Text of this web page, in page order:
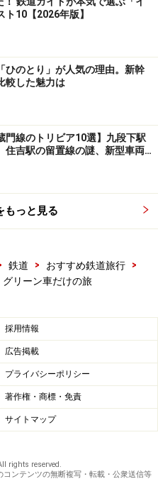
10【2026年版】
ひのとり」が人気の理由。新幹
較した魅力は
門線のトリビア10選】九段下駅
住吉駅の留置線の謎、新型車両…
もっと見る
鉄道 > おすすめ鉄道旅行
>
リーン車だけの旅
採用情報
広告掲載
プライバシーポリシー
著作権・商標・免責
サイトマップ
rights reserved.
ンテンツの無断複写・転載・公衆送信等